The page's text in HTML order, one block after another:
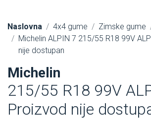
Naslovna 4x4 gume Zimske gume
Michelin ALPIN 7 215/55 R18 99V
nije dostupan
Michelin
215/55 R18 99V
Proizvod nije